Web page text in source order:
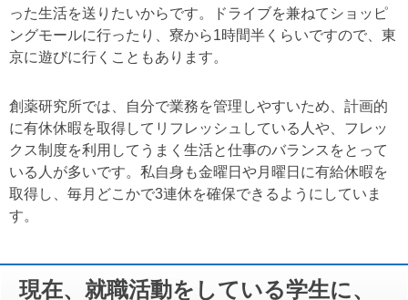
った生活を送りたいからです。ドライブを兼ねてショッピ
ングモールに行ったり、寮から1時間半くらいですので、東
京に遊びに行くこともあります。
創薬研究所では、自分で業務を管理しやすいため、計画的
に有休休暇を取得してリフレッシュしている人や、フレッ
クス制度を利用してうまく生活と仕事のバランスをとって
いる人が多いです。私自身も金曜日や月曜日に有給休暇を
取得し、毎月どこかで3連休を確保できるようにしていま
す。
現在、就職活動をしている学生に、